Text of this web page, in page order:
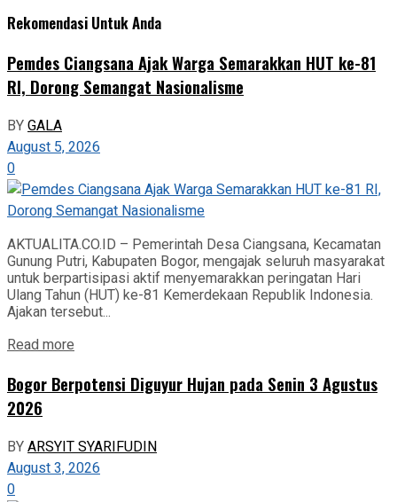
Rekomendasi Untuk Anda
Pemdes Ciangsana Ajak Warga Semarakkan HUT ke-81
RI, Dorong Semangat Nasionalisme
BYGALA
August 5, 2026
0
AKTUALITA.CO.ID – Pemerintah Desa Ciangsana, Kecamatan
Gunung Putri, Kabupaten Bogor, mengajak seluruh masyarakat
untuk berpartisipasi aktif menyemarakkan peringatan Hari
Ulang Tahun (HUT) ke-81 Kemerdekaan Republik Indonesia.
Ajakan tersebut...
Read more
Bogor Berpotensi Diguyur Hujan pada Senin 3 Agustus
2026
BYARSYIT SYARIFUDIN
August 3, 2026
0